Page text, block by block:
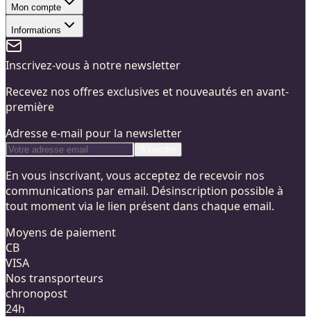
Mon compte
Informations
Inscrivez-vous à notre newsletter
Recevez nos offres exclusives et nouveautés en avant-
première
Adresse e-mail pour la newsletter
En vous inscrivant, vous acceptez de recevoir nos
communications par email. Désinscription possible à
tout moment via le lien présent dans chaque email.
Moyens de paiement
CB
VISA
Nos transporteurs
chronopost
24h